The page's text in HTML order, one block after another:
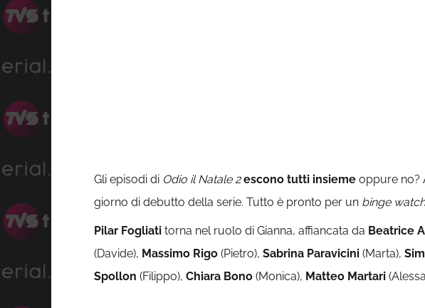
Gli episodi di Odio il Natale 2escono tutti insieme oppure no?
giorno di debutto della serie. Tutto è pronto per un binge
Pilar Fogliati torna nel ruolo di Gianna, affiancata da Beatrice
(Davide), Massimo Rigo (Pietro), Sabrina Paravicini (Marta),
Spollon (Filippo), Chiara Bono (Monica), Matteo Martari